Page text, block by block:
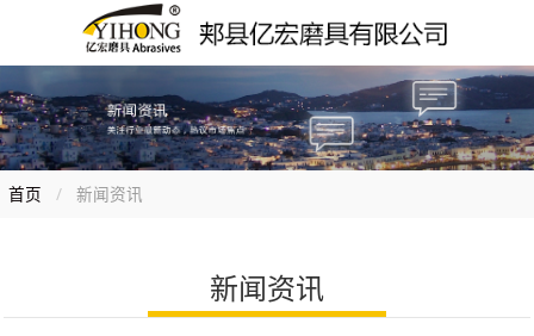
首页 新闻资讯
新闻资讯